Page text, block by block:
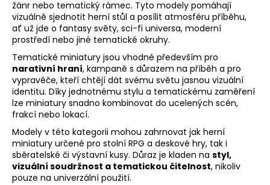
v
k
y
v
ý
p
i
s
žánr nebo tematický rámec. Tyto modely pomáhají
vizuálně sjednotit herní stůl a posílit atmosféru příběhu,
ať už jde o fantasy světy, sci-fi universa, moderní
prostředí nebo jiné tematické okruhy.
Tematické miniatury jsou vhodné především pro
narativní hraní, kampaně s důrazem na příběh a pro
vypravěče, kteří chtějí dát svému světu jasnou vizuální
identitu. Díky jednotnému stylu a tematickému zaměření
lze miniatury snadno kombinovat do ucelených scén,
frakcí nebo lokací.
Modely v této kategorii mohou zahrnovat jak herní
miniatury určené pro stolní RPG a deskové hry, tak i
sběratelské či výstavní kusy. Důraz je kladen na styl,
vizuální soudržnost a tematickou čitelnost, nikoliv
pouze na univerzální použití.